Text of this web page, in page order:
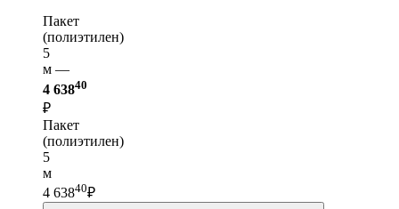
Пакет
(полиэтилен)
5
м —
4 63840
₽
Пакет
(полиэтилен)
5
м
4 63840₽